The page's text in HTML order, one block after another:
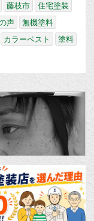
藤枝市
住宅塗装
声
無機塗料
カラーベスト
塗料